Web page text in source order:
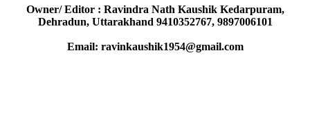
Owner/ Editor : Ravindra Nath Kaushik Kedarpuram,
Dehradun, Uttarakhand 9410352767, 9897006101
Email: ravinkaushik1954@gmail.com